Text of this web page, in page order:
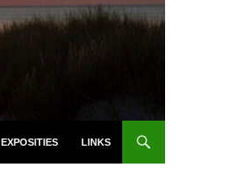
EXPOSITIES LINKS